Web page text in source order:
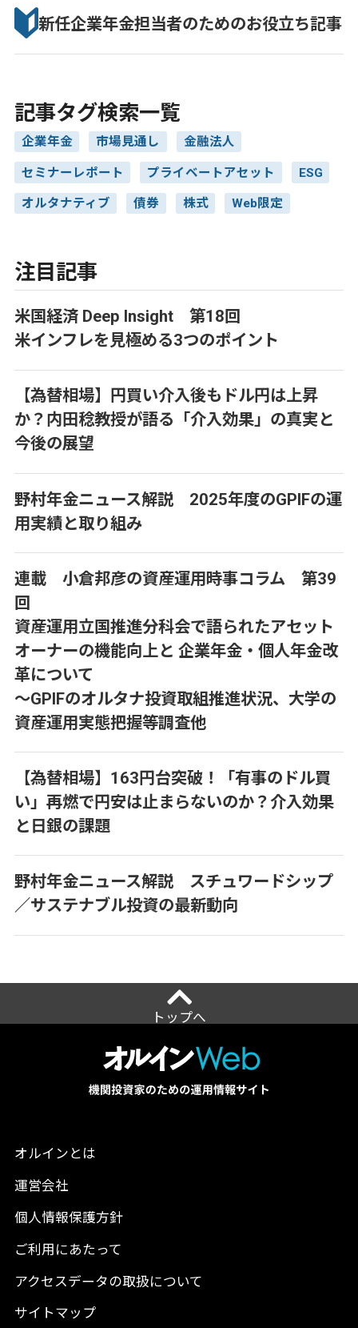
新任企業年金担当者のためのお役立ち記事
記事タグ検索一覧
企業年金 市場見通し 金融法人
セミナーレポート プライベートアセット ESG
オルタナティブ 債券 株式 Web限定
注目記事
米国経済 Deep Insight 第18回
米インフレを見極める3つのポイント
【為替相場】円買い介入後もドル円は上昇
か？内田稔教授が語る「介入効果」の真実と
今後の展望
野村年金ニュース解説 2025年度のGPIFの運
用実績と取り組み
連載 小倉邦彦の資産運用時事コラム 第39
回
資産運用立国推進分科会で語られたアセット
オーナーの機能向上と 企業年金・個人年金改
革について
～GPIFのオルタナ投資取組推進状況、大学の
資産運用実態把握等調査他
【為替相場】163円台突破！「有事のドル買
い」再燃で円安は止まらないのか？介入効果
と日銀の課題
野村年金ニュース解説 スチュワードシップ
／サステナブル投資の最新動向
トップへ
オルインとは
運営会社
個人情報保護方針
ご利用にあたって
アクセスデータの取扱について
サイトマップ